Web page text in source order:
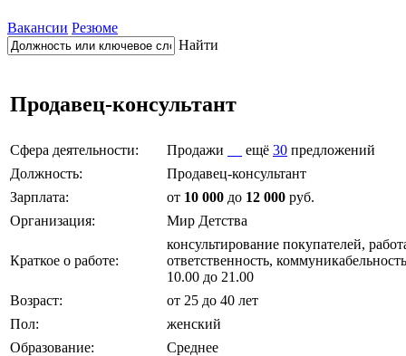
Вакансии Резюме
Найти
Продавец-консультант
Сфера деятельности: Продажи ещё 30 предложений
Должность:
Продавец-консультант
Зарплата:
от 10 000 до 12 000 руб.
Организация:
Мир Детства
Краткое о работе:
консультирование покупателей,
ответственность,
10.00 до 21.00
Возраст:
от 25 до 40 лет
Пол:
женский
Образование:
Среднее